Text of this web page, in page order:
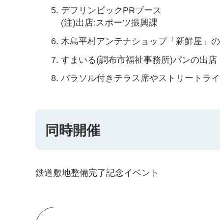
デフリンピックPRブース
(注)出店:スポーツ振興課
木島平村アンテナショップ「新鮮屋」
すまいる(調布市福祉事務所)パンの出店
パラソル付きテラス席やストリートラ
同時開催
鉄道敷地整備完了記念イベント